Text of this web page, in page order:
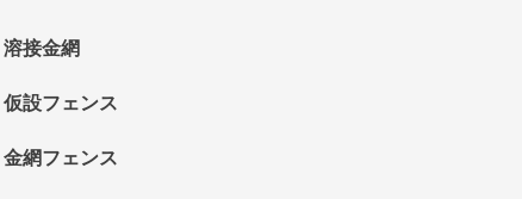
溶接金網
仮設フェンス
金網フェンス